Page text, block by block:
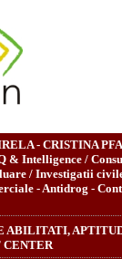
- CRISTINA
& Intelligence /
/ Investigatii
- Antidrog -
ABILITATI,
CENTER